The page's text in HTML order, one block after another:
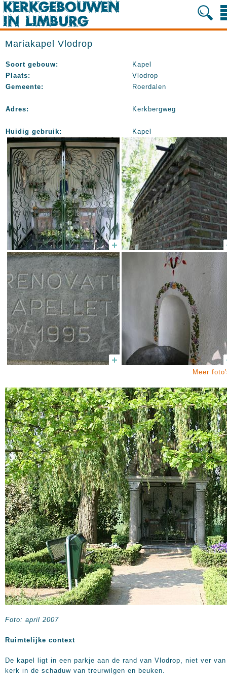
Mariakapel Vlodrop
Soort gebouw:
Kapel
Plaats:
Vlodrop
Gemeente:
Roerdalen
Adres: Kerkbergweg
Huidig gebruik: Kapel
Meer
Foto: april 2007
Ruimtelijke context
De kapel ligt in een parkje aan de rand van Vlodrop, niet ver
kerk in de schaduw van treurwilgen en beuken.